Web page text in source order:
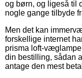
og børn, og ligeså til
nogle gange tilbyde
Men det kan
forskellige internet
prisma loft-
din bestilling, sådan
antage den mest